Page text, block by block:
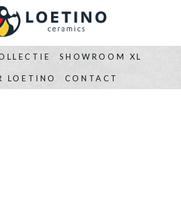
SHOWROOM XL
LOETINO CONTACT